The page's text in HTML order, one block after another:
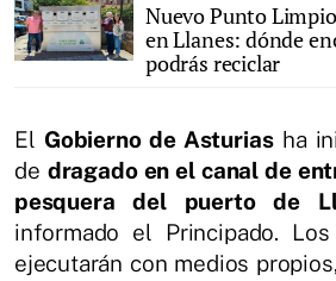
Nuevo Punto
en Llanes: dónde
podrás reciclar
El Gobierno de Asturiasha
de dragado en el canal de
pesquera del puerto de
informado el Principado.
ejecutarán con medios